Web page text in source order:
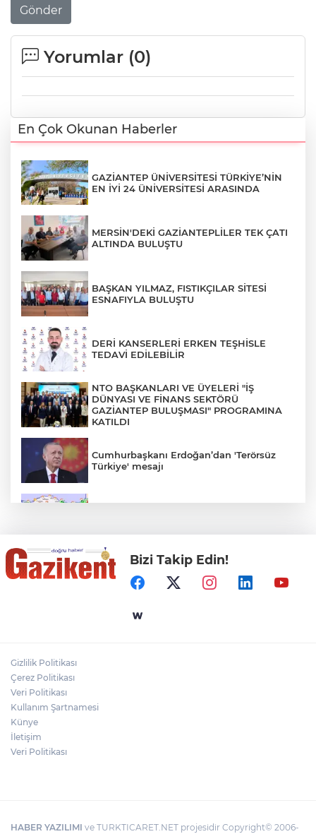
Gönder
Yorumlar (0)
En Çok Okunan Haberler
GAZİANTEP ÜNİVERSİTESİ TÜRKİYE’NİN
EN İYİ 24 ÜNİVERSİTESİ ARASINDA
MERSİN'DEKİ GAZİANTEPLİLER TEK ÇATI
ALTINDA BULUŞTU
BAŞKAN YILMAZ, FISTIKÇILAR SİTESİ
ESNAFIYLA BULUŞTU
DERİ KANSERLERİ ERKEN TEŞHİSLE
TEDAVİ EDİLEBİLİR
NTO BAŞKANLARI VE ÜYELERİ "İŞ
DÜNYASI VE FİNANS SEKTÖRÜ
GAZİANTEP BULUŞMASI" PROGRAMINA
KATILDI
Cumhurbaşkanı Erdoğan’dan 'Terörsüz
Türkiye' mesajı
Gaziantep Üniversitesi Elektrik-Elektronik
Mühendisliği: Teknolojinin ve Enerjinin
Geleceğine Yön Veren Eğitim
"BEBEĞİ TÜM GECE AYNI BEZLE
Bizi Takip Edin!
Gizlilik Politikası
Çerez Politikası
Veri Politikası
Kullanım Şartnamesi
Künye
İletişim
Veri Politikası
HABER YAZILIMI ve TURKTICARET.NET projesidir Copyright© 2006-